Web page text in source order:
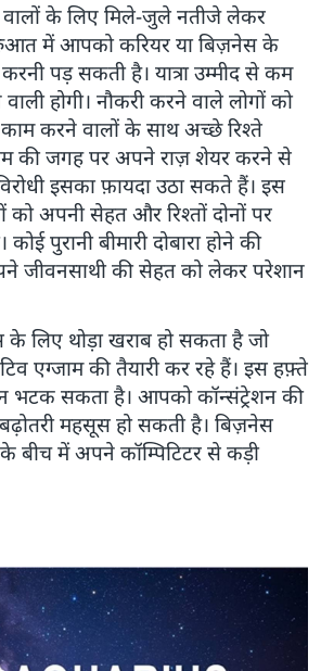
वालों के लिए मिले-जुले नतीजे लेकर
में आपको करियर या बिज़नेस के
पड़ सकती है। यात्रा उम्मीद से कम
होगी। नौकरी करने वाले लोगों को
करने वालों के साथ अच्छे रिश्ते
की जगह पर अपने राज़ शेयर करने से
इसका फ़ायदा उठा सकते हैं। इस
को अपनी सेहत और रिश्तों दोनों पर
पुरानी बीमारी दोबारा होने की
जीवनसाथी की सेहत को लेकर परेशान
लिए थोड़ा खराब हो सकता है जो
एग्जाम की तैयारी कर रहे हैं। इस हफ़्ते
भटक सकता है। आपको कॉन्संट्रेशन की
महसूस हो सकती है। बिज़नेस
बीच में अपने कॉम्पिटिटर से कड़ी